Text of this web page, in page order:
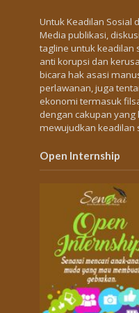
Untuk Keadilan Sosial
Media publikasi,
tagline untuk keadilan
anti korupsi dan
bicara hak asasi
perlawanan, juga
ekonomi termasuk
dengan cakupan yang
mewujudkan keadilan
Open Internship